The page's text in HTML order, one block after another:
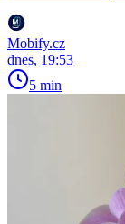
Mobify.cz
dnes, 19:53
5 min